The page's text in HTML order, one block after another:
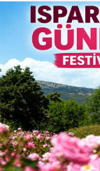
Güncel
HABERDE
İlginç
KÜLTÜR
MAGAZİN